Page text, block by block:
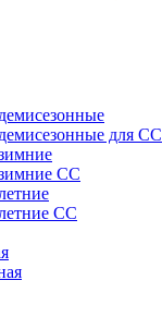
для СС
СС
СС